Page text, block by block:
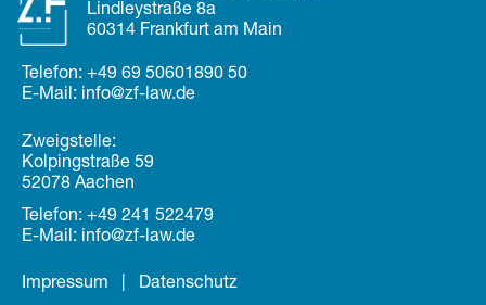
Lindleystraße 8a
60314 Frankfurt am Main
Telefon: +49 69 50601890 50
E-Mail: info@zf-law.de
Impressum Datenschutz
Zweigstelle:
Kolpingstraße 59
52078 Aachen
Telefon: +49 241 522479
E-Mail: info@zf-law.de